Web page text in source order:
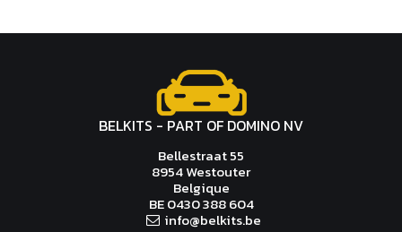
BELKITS - PART OF DOMINO NV
Bellestraat 55
8954 Westouter
Belgique
BE 0430 388 604
info@belkits.be